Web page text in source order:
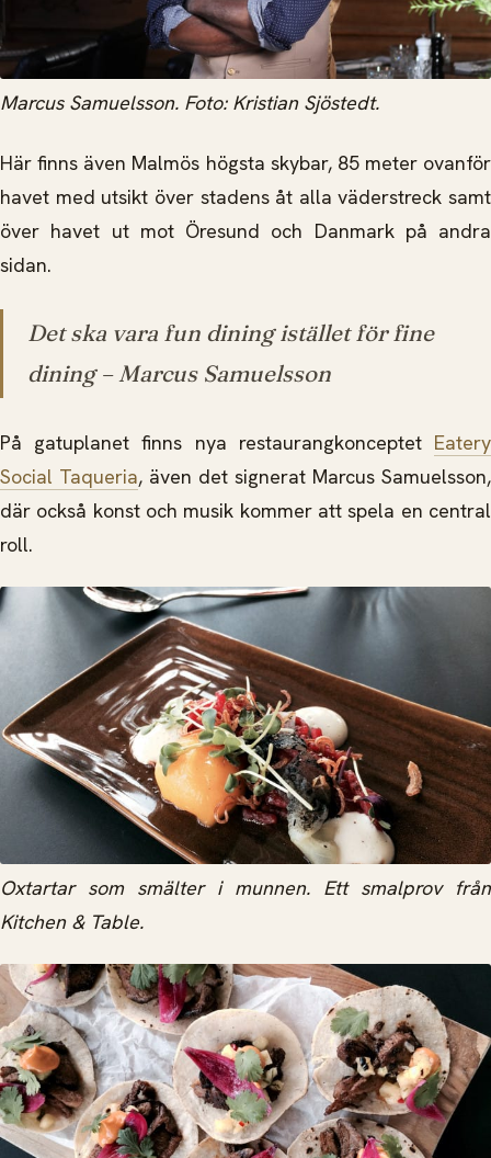
Marcus Samuelsson. Foto: Kristian Sjöstedt.
Här finns även Malmös högsta skybar, 85 meter ovanför
havet med utsikt över stadens åt alla väderstreck samt
över havet ut mot Öresund och Danmark på andra
sidan.
Det ska vara fun dining istället för fine
dining –Marcus Samuelsson
På gatuplanet finns nya restaurangkonceptet Eatery
Social Taqueria, även det signerat Marcus Samuelsson,
där också konst och musik kommer att spela en central
roll.
Oxtartar som smälter i munnen. Ett smalprov från
Kitchen & Table.